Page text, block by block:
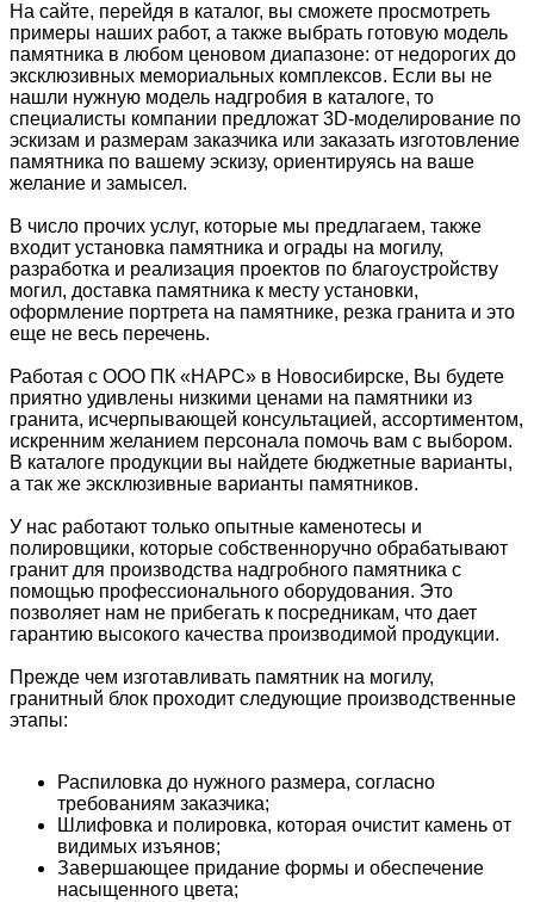
На сайте, перейдя в каталог, вы сможете просмотреть
примеры наших работ, а также выбрать готовую модель
памятника в любом ценовом диапазоне: от недорогих до
эксклюзивных мемориальных комплексов. Если вы не
нашли нужную модель надгробия в каталоге, то
специалисты компании предложат 3D-моделирование по
эскизам и размерам заказчика или заказать изготовление
памятника по вашему эскизу, ориентируясь на ваше
желание и замысел.
В число прочих услуг, которые мы предлагаем, также
входит установка памятника и ограды на могилу,
разработка и реализация проектов по благоустройству
могил, доставка памятника к месту установки,
оформление портрета на памятнике, резка гранита и это
еще не весь перечень.
Работая с ООО ПК «НАРС» в Новосибирске, Вы будете
приятно удивлены низкими ценами на памятники из
гранита, исчерпывающей консультацией, ассортиментом,
искренним желанием персонала помочь вам с выбором.
В каталоге продукции вы найдете бюджетные варианты,
а так же эксклюзивные варианты памятников.
У нас работают только опытные каменотесы и
полировщики, которые собственноручно обрабатывают
гранит для производства надгробного памятника с
помощью профессионального оборудования. Это
позволяет нам не прибегать к посредникам, что дает
гарантию высокого качества производимой продукции.
Прежде чем изготавливать памятник на могилу,
гранитный блок проходит следующие производственные
этапы:
Распиловка до нужного размера, согласно
требованиям заказчика;
Шлифовка и полировка, которая очистит камень от
видимых изъянов;
Завершающее придание формы и обеспечение
насыщенного цвета;